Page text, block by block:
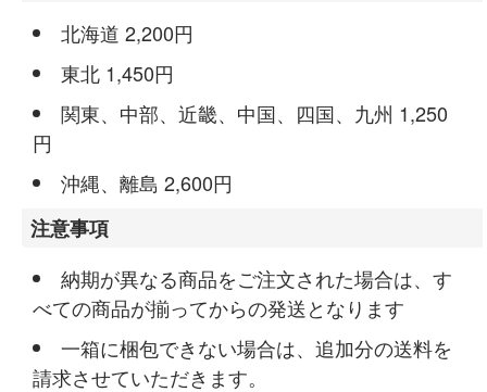
北海道 2,200円
東北 1,450円
関東、中部、近畿、中国、四国、九州 1,250
円
沖縄、離島 2,600円
注意事項
納期が異なる商品をご注文された場合は、す
べての商品が揃ってからの発送となります
一箱に梱包できない場合は、追加分の送料を
請求させていただきます。